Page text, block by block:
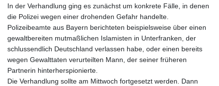
In der Verhandlung ging es zunächst um konkrete Fälle, in denen
die Polizei wegen einer drohenden Gefahr handelte.
Polizeibeamte aus Bayern berichteten beispielsweise über einen
gewaltbereiten mutmaßlichen Islamisten in Unterfranken, der
schlussendlich Deutschland verlassen habe, oder einen bereits
wegen Gewalttaten verurteilten Mann, der seiner früheren
Partnerin hinterherspionierte.
Die Verhandlung sollte am Mittwoch fortgesetzt werden. Dann